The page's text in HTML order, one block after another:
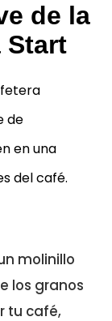
de la
Start
de
en una
del café.
molinillo
los granos
tu café,